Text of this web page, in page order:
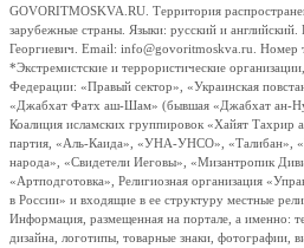
GOVORITMOSKVA.RU. Территория
зарубежные страны. Языки: русский и английский.
Георгиевич. Email: info@govoritmoskva.ru. Номер
*Экстремистские и террористические
Федерации: «Правый сектор», «Украинская
«Джабхат Фатх аш-Шам» (бывшая «Джабхат ан-
Коалиция исламских группировок «Хайят
партия, «Аль-Каида», «УНА-УНСО», «Талибан»,
народа», «Свидетели Иеговы», «Мизантропик
«Артподготовка», Религиозная организация
в России» и входящие в ее структуру местные
Информация, размещенная на портале, а именно:
дизайна, логотипы, товарные знаки, фотографии,